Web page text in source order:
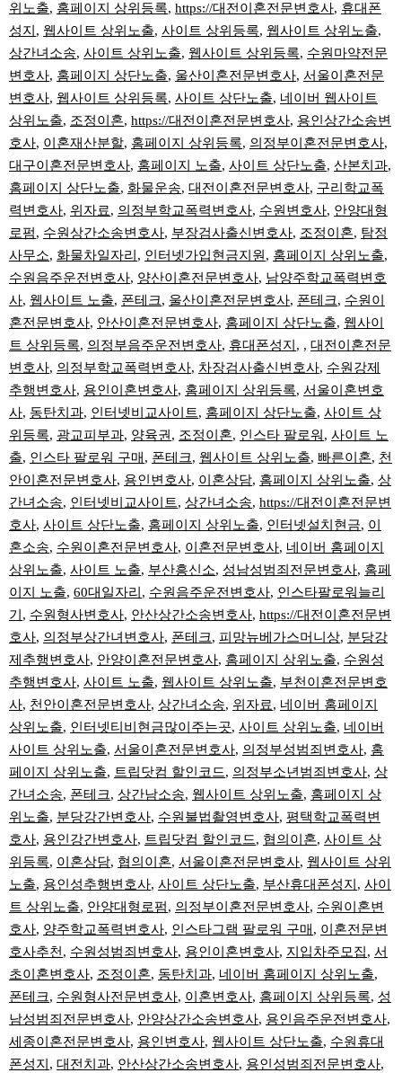
위노출, 홈페이지 상위등록, https://대전이혼전문변호사, 휴대폰
성지 , 웹사이트 상위노출, 사이트 상위등록, 웹사이트 상위노출,
상간녀소송, 사이트 상위노출, 웹사이트 상위등록, 수원마약전문
변호사, 홈페이지 상단노출, 울산이혼전문변호사, 서울이혼전문
변호사, 웹사이트 상위등록, 사이트 상단노출, 네이버 웹사이트
상위노출, 조정이혼, https://대전이혼전문변호사, 용인상간소송변
호사, 이혼재산분할, 홈페이지 상위등록, 의정부이혼전문변호사,
대구이혼전문변호사, 홈페이지 노출, 사이트 상단노출, 산본치과,
홈페이지 상단노출, 화물운송, 대전이혼전문변호사, 구리학교폭
력변호사, 위자료, 의정부학교폭력변호사, 수원변호사, 안양대형
로펌, 수원상간소송변호사, 부장검사출신변호사, 조정이혼, 탐정
사무소, 화물차일자리 , 인터넷가입현금지원 , 홈페이지 상위노출,
수원음주운전변호사, 양산이혼전문변호사, 남양주학교폭력변호
사, 웹사이트 노출, 폰테크, 울산이혼전문변호사, 폰테크, 수원이
혼전문변호사, 안산이혼전문변호사, 홈페이지 상단노출, 웹사이
트 상위등록, 의정부음주운전변호사, 휴대폰성지 , , 대전이혼전문
변호사, 의정부학교폭력변호사, 차장검사출신변호사, 수원강제
추행변호사, 용인이혼변호사, 홈페이지 상위등록, 서울이혼변호
사, 동탄치과, 인터넷비교사이트, 홈페이지 상단노출, 사이트 상
위등록, 광교피부과, 양육권 , 조정이혼, 인스타 팔로워 , 사이트 노
출, 인스타 팔로워 구매 , 폰테크, 웹사이트 상위노출, 빠른이혼, 천
안이혼전문변호사, 용인변호사, 이혼상담, 홈페이지 상위노출, 상
간녀소송, 인터넷비교사이트, 상간녀소송, https://대전이혼전문변
호사, 사이트 상단노출, 홈페이지 상위노출, 인터넷설치현금, 이
혼소송, 수원이혼전문변호사, 이혼전문변호사, 네이버 홈페이지
상위노출, 사이트 노출, 부산흥신소, 성남성범죄전문변호사, 홈페
이지 노출, 60대일자리 , 수원음주운전변호사, 인스타팔로워늘리
기 , 수원형사변호사, 안산상간소송변호사, https://대전이혼전문변
호사, 의정부상간녀변호사, 폰테크, 피망뉴베가스머니상, 분당강
제추행변호사, 안양이혼전문변호사, 홈페이지 상위노출, 수원성
추행변호사, 사이트 노출, 웹사이트 상위노출, 부천이혼전문변호
사, 천안이혼전문변호사, 상간녀소송, 위자료, 네이버 홈페이지
상위노출, 인터넷티비현금많이주는곳, 사이트 상위노출, 네이버
사이트 상위노출, 서울이혼전문변호사, 의정부성범죄변호사, 홈
페이지 상위노출, 트립닷컴 할인코드, 의정부소년범죄변호사, 상
간녀소송, 폰테크, 상간남소송, 웹사이트 상위노출, 홈페이지 상
위노출, 분당강간변호사, 수원불법촬영변호사, 평택학교폭력변
호사, 용인강간변호사, 트립닷컴 할인코드, 협의이혼, 사이트 상
위등록, 이혼상담, 협의이혼, 서울이혼전문변호사, 웹사이트 상위
노출, 용인성추행변호사, 사이트 상단노출, 부산휴대폰성지 , 사이
트 상위노출, 안양대형로펌, 의정부이혼전문변호사, 수원이혼변
호사, 양주학교폭력변호사, 인스타그램 팔로워 구매 , 이혼전문변
호사추천 , 수원성범죄변호사, 용인이혼변호사, 지입차주모집, 서
초이혼변호사, 조정이혼, 동탄치과, 네이버 홈페이지 상위노출,
폰테크, 수원형사전문변호사, 이혼변호사, 홈페이지 상위등록, 성
남성범죄전문변호사, 안양상간소송변호사, 용인음주운전변호사,
세종이혼전문변호사, 용인변호사, 웹사이트 상단노출, 수원휴대
폰성지 , 대전치과, 안산상간소송변호사, 용인성범죄전문변호사,